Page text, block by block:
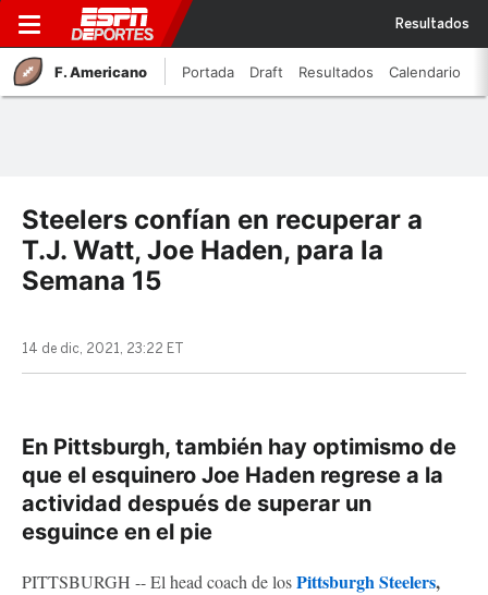
Resultados
F. Americano Portada Draft Resultados Calendario
Steelers confían en recuperar a
T.J. Watt, Joe Haden, para la
Semana 15
14 de dic, 2021, 23:22 ET
En Pittsburgh, también hay optimismo de
que el esquinero Joe Haden regrese a la
actividad después de superar un
esguince en el pie
PITTSBURGH -- El head coach de losPittsburgh Steelers,